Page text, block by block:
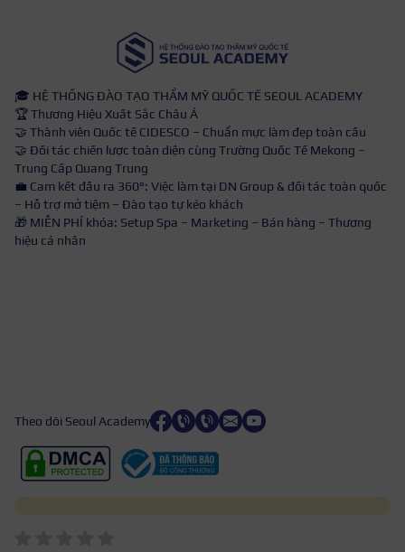
🎓 HỆ THỐNG ĐÀO TẠO THẨM MỸ QUỐC TẾ SEOUL ACADEMY
🏆 Thương Hiệu Xuất Sắc Châu Á
🤝 Thành viên Quốc tế CIDESCO – Chuẩn mực làm đẹp toàn cầu
🤝 Đối tác chiến lược toàn diện cùng Trường Quốc Tế Mekong –
Trung Cấp Quang Trung
💼 Cam kết đầu ra 360°: Việc làm tại DN Group & đối tác toàn quốc
– Hỗ trợ mở tiệm – Đào tạo tự kéo khách
🎁 MIỄN PHÍ khóa: Setup Spa – Marketing – Bán hàng – Thương
hiệu cá nhân
Theo dõi Seoul Academy